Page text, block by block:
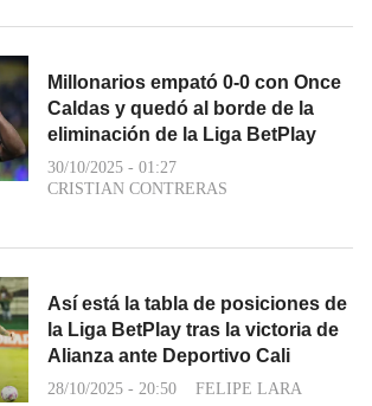
Millonarios empató 0-0 con Once
Caldas y quedó al borde de la
eliminación de la Liga BetPlay
30/10/2025 - 01:27
CRISTIAN CONTRERAS
Así está la tabla de posiciones de
la Liga BetPlay tras la victoria de
Alianza ante Deportivo Cali
28/10/2025 - 20:50 FELIPE LARA